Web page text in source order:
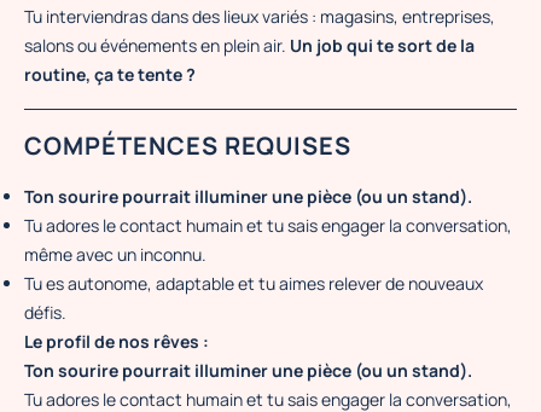
Tu interviendras dans des lieux variés : magasins, entreprises,
salons ou événements en plein air. Un job qui te sort de la
routine, ça te tente ?
COMPÉTENCES REQUISES
Ton sourire pourrait illuminer une pièce (ou un stand).
Tu adores le contact humain et tu sais engager la conversation,
même avec un inconnu.
Tu es autonome, adaptable et tu aimes relever de nouveaux
défis.
Le profil de nos rêves :
Ton sourire pourrait illuminer une pièce (ou un stand).
Tu adores le contact humain et tu sais engager la conversation,